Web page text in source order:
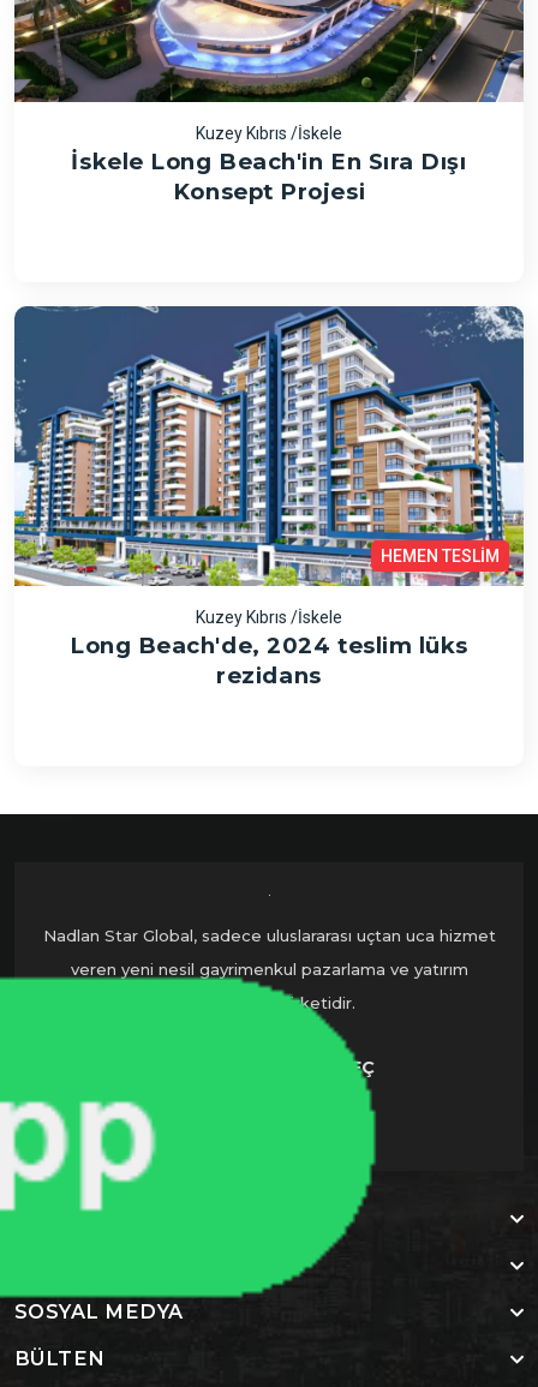
Kuzey Kıbrıs /İskele
İskele Long Beach'in En Sıra Dışı
Konsept Projesi
HEMEN TESLİM
Kuzey Kıbrıs /İskele
Long Beach'de, 2024 teslim lüks
rezidans
Nadlan Star Global, sadece uluslararası uçtan uca hizmet
veren yeni nesil gayrimenkul pazarlama ve yatırım
danışmanlık şirketidir.
BIZIMLE İLETIŞIME GEÇ
KURUMSAL
SOSYAL MEDYA
BÜLTEN